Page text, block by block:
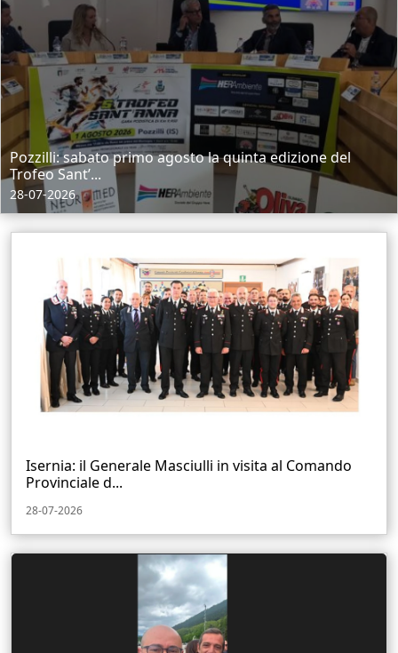
Pozzilli: sabato primo agosto la quinta edizione del
Trofeo Sant’...
28-07-2026
Isernia: il Generale Masciulli in visita al Comando
Provinciale d...
28-07-2026